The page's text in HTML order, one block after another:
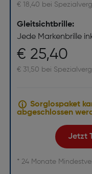
€ 18,40 bei
Gleitsichtbrille:
Jede Markenbrille
€ 25,40
€ 31,50 bei
Sorglospaket
abgeschlossen
Jetzt
* 24 Monate